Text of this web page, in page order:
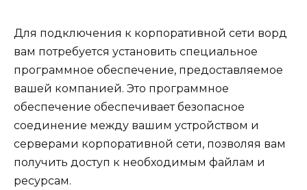
Для подключения к корпоративной сети ворд
вам потребуется установить специальное
программное обеспечение, предоставляемое
вашей компанией. Это программное
обеспечение обеспечивает безопасное
соединение между вашим устройством и
серверами корпоративной сети, позволяя вам
получить доступ к необходимым файлам и
ресурсам.